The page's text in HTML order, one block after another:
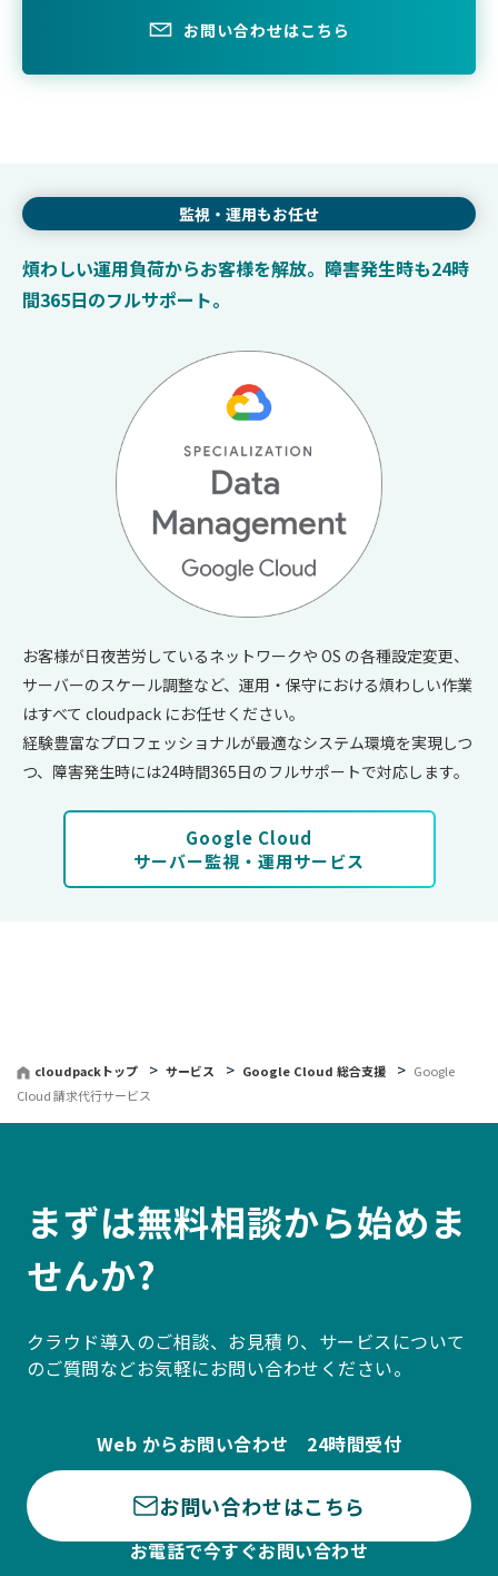
お問い合わせはこちら
監視・運用もお任せ
煩わしい運用負荷からお客様を解放。障害発生時も24時
間365日のフルサポート。
お客様が日夜苦労しているネットワークや OS の各種設定変更、
サーバーのスケール調整など、運用・保守における煩わしい作業
はすべて cloudpack にお任せください。
経験豊富なプロフェッショナルが最適なシステム環境を実現しつ
つ、障害発生時には24時間365日のフルサポートで対応します。
Google Cloud
サーバー監視・運用サービス
cloudpackトップ サービス Google Cloud 総合支援
Google
Cloud 請求代行サービス
まずは無料相談から始めま
せんか?
クラウド導入のご相談、お見積り、サービスについて
のご質問などお気軽にお問い合わせください。
Web からお問い合わせ 24時間受付
お問い合わせはこちら
お電話で今すぐお問い合わせ